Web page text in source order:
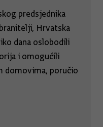
predsjednika
Hrvatska
dana oslobodili
i omogućili
domovima, poručio